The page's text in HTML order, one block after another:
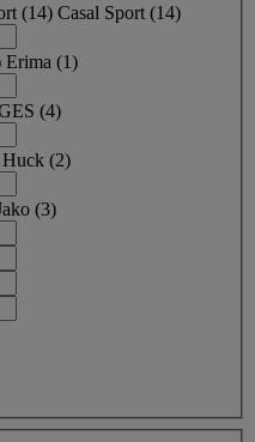
(14) Casal Sport(14)
Erima (1)
(4)
Huck (2)
(3)